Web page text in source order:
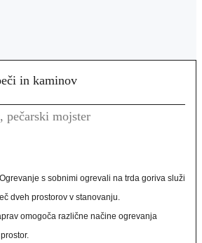
in kaminov
pečarski mojster
s sobnimi ogrevali na trda goriva služi
dveh prostorov v stanovanju.
omogoča različne načine ogrevanja